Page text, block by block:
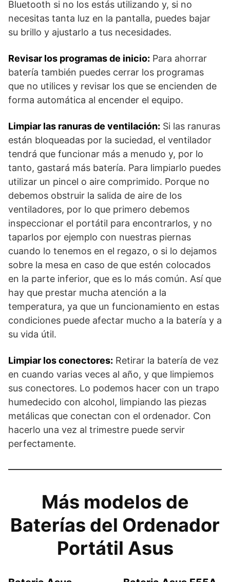
Bluetooth si no los estás utilizando y, si no
necesitas tanta luz en la pantalla, puedes bajar
su brillo y ajustarlo a tus necesidades.
Revisar los programas de inicio: Para ahorrar
batería también puedes cerrar los programas
que no utilices y revisar los que se encienden de
forma automática al encender el equipo.
Limpiar las ranuras de ventilación: Si las ranuras
están bloqueadas por la suciedad, el ventilador
tendrá que funcionar más a menudo y, por lo
tanto, gastará más batería. Para limpiarlo puedes
utilizar un pincel o aire comprimido. Porque no
debemos obstruir la salida de aire de los
ventiladores, por lo que primero debemos
inspeccionar el portátil para encontrarlos, y no
taparlos por ejemplo con nuestras piernas
cuando lo tenemos en el regazo, o si lo dejamos
sobre la mesa en caso de que estén colocados
en la parte inferior, que es lo más común. Así que
hay que prestar mucha atención a la
temperatura, ya que un funcionamiento en estas
condiciones puede afectar mucho a la batería y a
su vida útil.
Limpiar los conectores: Retirar la batería de vez
en cuando varias veces al año, y que limpiemos
sus conectores. Lo podemos hacer con un trapo
humedecido con alcohol, limpiando las piezas
metálicas que conectan con el ordenador. Con
hacerlo una vez al trimestre puede servir
perfectamente.
Más modelos de
Baterías del Ordenador
Portátil Asus